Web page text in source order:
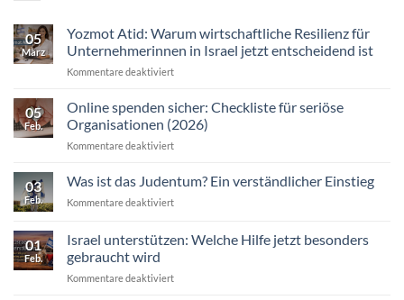
05
März
Yozmot Atid: Warum wirtschaftliche Resilienz für
Unternehmerinnen in Israel jetzt entscheidend ist
Kommentare deaktiviertfür
Atid:
Warum
wirtschaftliche
Resilienz
Unternehmerinnen
Israel
entscheidend
05
Feb.
Online spenden sicher: Checkliste für seriöse
Organisationen (2026)
Kommentare deaktiviertfür
spenden
sicher:
Checkliste
seriöse
03
Feb.
Was ist das Judentum? Ein verständlicher Einstieg
Kommentare deaktiviertfür
das
Ein
01
Feb.
Israel unterstützen: Welche Hilfe jetzt besonders
gebraucht wird
Kommentare deaktiviertfür